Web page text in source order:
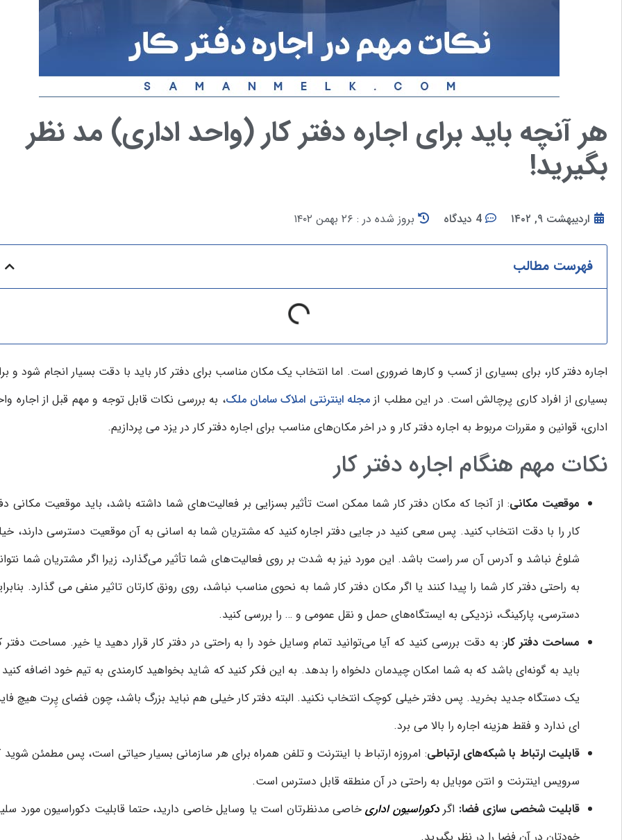
هر آنچه باید برای اجاره دفتر کار (واحد اداری) مد نظر
بگیرید!
اردیبهشت ۹, ۱۴۰۲ 4 دیدگاه بروز شده در : ۲۶ بهمن ۱۴۰۲
فهرست مطالب
اجاره دفتر کار، برای بسیاری از کسب و کارها ضروری است. اما انتخاب یک مکان مناسب برای دفتر کار باید با دقت بسیار انجام شود و
بسیاری از افراد کاری پرچالش است. در این مطلب از مجله اینترنتی املاک سامان ملک، به بررسی نکات قابل توجه و مهم قبل از اجاره
اداری، قوانین و مقررات مربوط به اجاره دفتر کار و در اخر مکان‌های مناسب برای اجاره دفتر کار در یزد می پردازیم.
نکات مهم هنگام اجاره دفتر کار
موقعیت مکانی: از آنجا که مکان دفتر کار شما ممکن است تأثیر بسزایی بر فعالیت‌های شما داشته باشد، باید موقعیت مکانی
کار را با دقت انتخاب کنید. پس سعی کنید در جایی دفتر اجاره کنید که مشتریان شما به اسانی به آن موقعیت دسترسی دارند،
شلوغ نباشد و آدرس آن سر راست باشد. این مورد نیز به شدت بر روی فعالیت‌های شما تأثیر می‌گذارد، زیرا اگر مشتریان شما
به راحتی دفتر کار شما را پیدا کنند یا اگر مکان دفتر کار شما به نحوی مناسب نباشد، روی رونق کارتان تاثیر منفی می گذارد.
دسترسی، پارکینگ، نزدیکی به ایستگاه‌های حمل و نقل عمومی و … را بررسی کنید.
مساحت دفتر کار: به دقت بررسی کنید که آیا می‌توانید تمام وسایل خود را به راحتی در دفتر کار قرار دهید یا خیر. مساحت دفتر
باید به گونه‌ای باشد که به شما امکان چیدمان دلخواه را بدهد. به این فکر کنید که شاید بخواهید کارمندی به تیم خود اضافه کنید
یک دستگاه جدید بخرید. پس دفتر خیلی کوچک انتخاب نکنید. البته دفتر کار خیلی هم نباید بزرگ باشد، چون فضای پِرت هیچ
ای ندارد و فقط هزینه اجاره را بالا می برد.
قابلیت ارتباط با شبکه‌های ارتباطی: امروزه ارتباط با اینترنت و تلفن همراه برای هر سازمانی بسیار حیاتی است، پس مطمئن شوید
سرویس اینترنت و انتن موبایل به راحتی در آن منطقه قابل دسترس است.
قابلیت شخصی سازی فضا: اگردکوراسیون اداریخاصی مدنظرتان است یا وسایل خاصی دارید، حتما قابلیت دکوراسیون مورد